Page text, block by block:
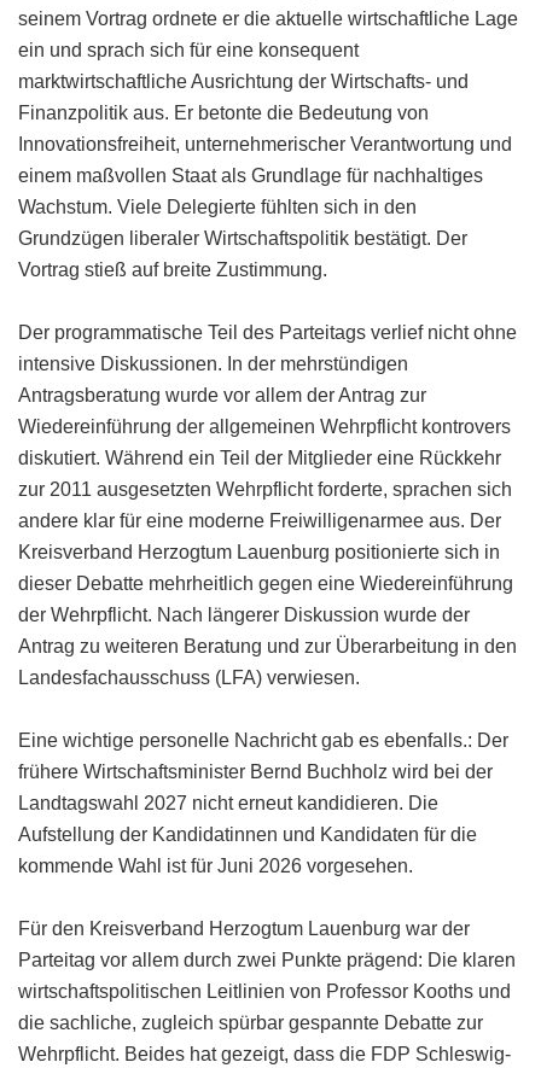
seinem Vortrag ordnete er die aktuelle wirtschaftliche Lage
ein und sprach sich für eine konsequent
marktwirtschaftliche Ausrichtung der Wirtschafts- und
Finanzpolitik aus. Er betonte die Bedeutung von
Innovationsfreiheit, unternehmerischer Verantwortung und
einem maßvollen Staat als Grundlage für nachhaltiges
Wachstum. Viele Delegierte fühlten sich in den
Grundzügen liberaler Wirtschaftspolitik bestätigt. Der
Vortrag stieß auf breite Zustimmung.
Der programmatische Teil des Parteitags verlief nicht ohne
intensive Diskussionen. In der mehrstündigen
Antragsberatung wurde vor allem der Antrag zur
Wiedereinführung der allgemeinen Wehrpflicht kontrovers
diskutiert. Während ein Teil der Mitglieder eine Rückkehr
zur 2011 ausgesetzten Wehrpflicht forderte, sprachen sich
andere klar für eine moderne Freiwilligenarmee aus. Der
Kreisverband Herzogtum Lauenburg positionierte sich in
dieser Debatte mehrheitlich gegen eine Wiedereinführung
der Wehrpflicht. Nach längerer Diskussion wurde der
Antrag zu weiteren Beratung und zur Überarbeitung in den
Landesfachausschuss (LFA) verwiesen.
Eine wichtige personelle Nachricht gab es ebenfalls.: Der
frühere Wirtschaftsminister Bernd Buchholz wird bei der
Landtagswahl 2027 nicht erneut kandidieren. Die
Aufstellung der Kandidatinnen und Kandidaten für die
kommende Wahl ist für Juni 2026 vorgesehen.
Für den Kreisverband Herzogtum Lauenburg war der
Parteitag vor allem durch zwei Punkte prägend: Die klaren
wirtschaftspolitischen Leitlinien von Professor Kooths und
die sachliche, zugleich spürbar gespannte Debatte zur
Wehrpflicht. Beides hat gezeigt, dass die FDP Schleswig-